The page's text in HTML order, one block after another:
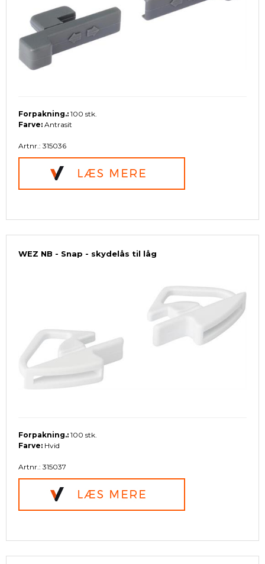
Forpakning.: 100 stk.
Farve: Antrasit
Artnr.: 315036
WEZ NB - Snap - skydelås til låg
Forpakning.: 100 stk.
Farve: Hvid
Artnr.: 315037